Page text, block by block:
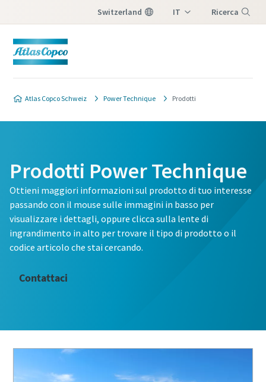
Switzerland IT Ricerca
Atlas Copco Schweiz Power Technique Prodotti
Prodotti Power Technique
Ottieni maggiori informazioni sul prodotto di tuo interesse
passando con il mouse sulle immagini in basso per
visualizzare i dettagli, oppure clicca sulla lente di
ingrandimento in alto per trovare il tipo di prodotto o il
codice articolo che stai cercando.
Contattaci